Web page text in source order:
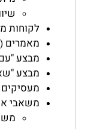
לקוחות
מאמרים (79)
מבצע
מבצע
מעסיקים
משאבי